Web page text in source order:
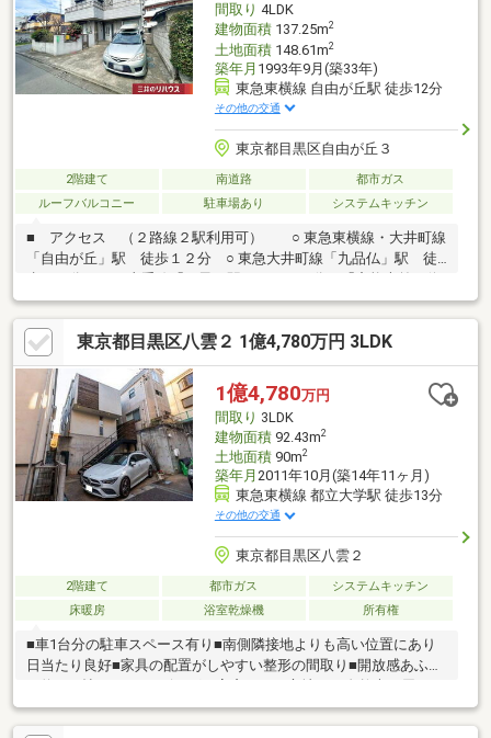
間取り 4LDK
建物面積137.25m2
土地面積148.61m2
築年月 1993年9月(築33年)
東急東横線 自由が丘駅 徒歩12分
その他の交通
東京都目黒区自由が丘３
2階建て 南道路
都市ガス
ルーフバルコニー
駐車場あり システムキッチン
■ アクセス （２路線２駅利用可） ○ 東急東横線・大井町線
「自由が丘」駅 徒歩１２分 ○ 東急大井町線「九品仏」駅 徒
徒歩３分■ おすすめポイント 〇 旭化成工業（株）施工の二世
帯住宅（2LDK＋2LDK） 〇 南道路に面した明るい戸建 〇 眺
望と開放感を楽しめるルーフバルコニー ○ 食洗機付きのシステ
ムキッチン ○ 窓があり、換気しやすく明るい浴室 〇 駐車スペ
ース有（車種サイズによる） 〇 2階は東側洋室を2部屋に分けて
３LDKにすることも可能（別途費用要）
東京都目黒区八雲２ 1億4,780万円 3LDK
1億4,780万円
間取り 3LDK
建物面積92.43m2
土地面積90m2
築年月 2011年10月(築14年11ヶ月)
東急東横線 都立大学駅 徒歩13分
その他の交通
東京都目黒区八雲２
2階建て 都市ガス
システムキッチン
床暖房
浴室乾燥機 所有権
■車1台分の駐車スペース有り■南側隣接地よりも高い位置にあり
日当たり良好■家具の配置がしやすい整形の間取り■開放感あふれ
す■浴室は1620サイズ、浴室TV付■全居室に便利な収納スペー
ス、玄関にはSICを設けています～ライフインフォメーション～・